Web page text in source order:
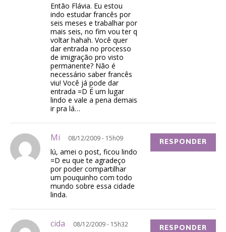
Então Flávia. Eu estou
indo estudar francês por
seis meses e trabalhar por
mais seis, no fim vou ter q
voltar hahah. Você quer
dar entrada no processo
de imigração pro visto
permanente? Não é
necessário saber francês
viu! Você já pode dar
entrada =D É um lugar
lindo e vale a pena demais
ir pra lá…
Mi 08/12/2009 - 15h09
lú, amei o post, ficou lindo
=D eu que te agradeço
por poder compartilhar
um pouquinho com todo
mundo sobre essa cidade
linda.
RESPONDER
cida 08/12/2009 - 15h32 RESPONDER